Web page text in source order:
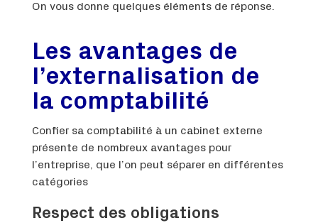
On vous donne quelques éléments de réponse.
Les avantages de
l’externalisation de
la comptabilité
Confier sa comptabilité à un cabinet externe
présente de nombreux avantages pour
l’entreprise, que l’on peut séparer en différentes
catégories
Respect des obligations